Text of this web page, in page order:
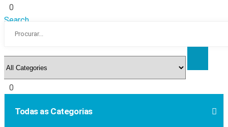
0
Search
0
Todas as Categorias